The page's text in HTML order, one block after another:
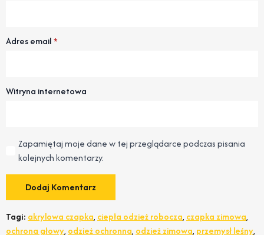
Adres email*
Witryna internetowa
Zapamiętaj moje dane w tej przeglądarce podczas pisania
kolejnych komentarzy.
Tagi: akrylowa czapka, ciepła odzież robocza, czapka zimowa,
ochrona głowy, odzież ochronna, odzież zimowa, przemysł leśny,